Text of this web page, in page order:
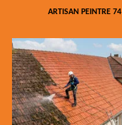
ARTISAN PEINTRE 74